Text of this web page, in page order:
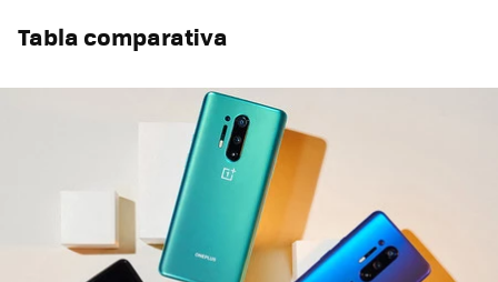
Tabla comparativa